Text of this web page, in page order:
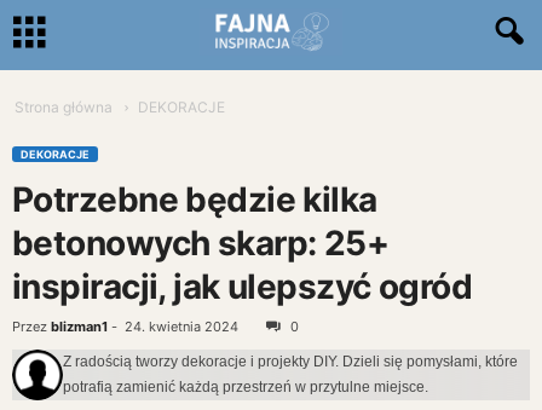
Strona główna DEKORACJE
DEKORACJE
Potrzebne będzie kilka
betonowych skarp: 25+
inspiracji, jak ulepszyć ogród
Przez blizman1 - 24. kwietnia 2024 0
Z radością tworzy dekoracje i projekty DIY. Dzieli się pomysłami, które
potrafią zamienić każdą przestrzeń w przytulne miejsce.